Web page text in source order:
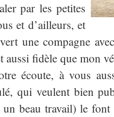
par les petites
et d’ailleurs, et
une compagne
aussi fidèle que mon
écoute, à vous
qui veulent bien
beau travail) le font